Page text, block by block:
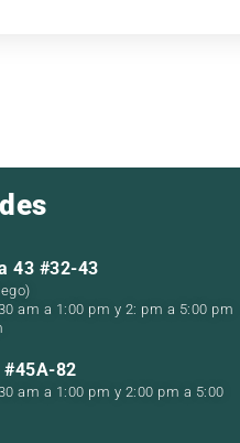
43 #32-43
am a 1:00 pm y 2: pm a 5:00 pm
#45A-82
am a 1:00 pm y 2:00 pm a 5:00